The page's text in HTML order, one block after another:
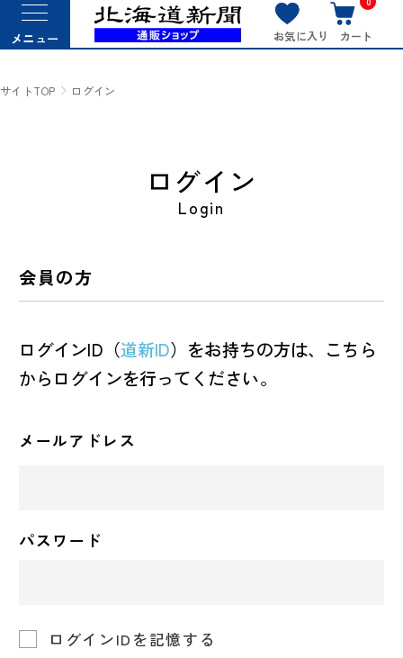
メニュー お気に入り カート
サイトTOP ログイン
ログイン
Login
会員の方
ログインID（道新ID）をお持ちの方は、こちら
からログインを行ってください。
メールアドレス
パスワード
ログインIDを記憶する